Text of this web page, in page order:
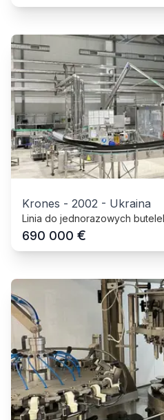
Krones - 2002 - Ukraina
Linia do jednorazowych
690 000 €